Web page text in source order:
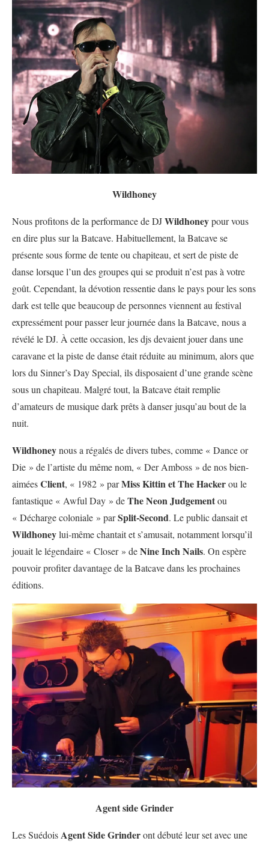
Wildhoney
Nous profitons de la performance de DJWildhoneypour vous
en dire plus sur la Batcave. Habituellement, la Batcave se
présente sous forme de tente ou chapiteau, et sert de piste de
danse lorsque l’un des groupes qui se produit n’est pas à votre
goût. Cependant, la dévotion ressentie dans le pays pour les sons
dark est telle que beaucoup de personnes viennent au festival
expressément pour passer leur journée dans la Batcave, nous a
révélé le DJ. À cette occasion, les djs devaient jouer dans une
caravane et la piste de danse était réduite au minimum, alors que
lors du Sinner’s Day Special, ils disposaient d’une grande scène
sous un chapiteau. Malgré tout, la Batcave était remplie
d’amateurs de musique dark prêts à danser jusqu’au bout de la
nuit.
Wildhoneynous a régalés de divers tubes, comme « Dance or
Die » de l’artiste du même nom, « Der Amboss » de nos bien-
aiméesClient, « 1982 » parMiss Kittin et The Hackerou le
fantastique « Awful Day » deThe Neon Judgementou
« Décharge coloniale » parSplit-Second. Le public dansait et
Wildhoneylui-même chantait et s’amusait, notamment lorsqu’il
jouait le légendaire « Closer » deNine Inch Nails. On espère
pouvoir profiter davantage de la Batcave dans les prochaines
éditions.
Agent side Grinder
Les SuédoisAgent Side Grinderont débuté leur set avec une